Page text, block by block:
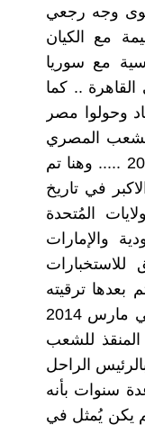
وجه رجعي
مع الكيان
مع سوريا
.. كما
وحولوا مصر
المصري
بانتفاضته المليونية الثانية في 30 يونيو حزيران وأوائل يوليو تموز 2013 ..... وهنا تم
في تاريخ
المُتحدة
والإمارات
بعدها ترقيته
الى مرتبة مشير ثم تهيئته لاستلام الرئاسة والاستقالة من الجيش في مارس 2014
للشعب
الراحل
سنوات بأنه
يكن يُمثل في